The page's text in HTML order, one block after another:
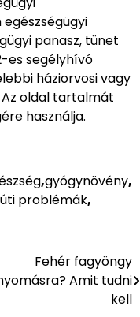
panasz, tünet
es segélyhívó
háziorvosi vagy
oldal tartalmát
használja.
,gyógynövény,
problémák,
Fehér fagyöngy
Amit tudni
kell